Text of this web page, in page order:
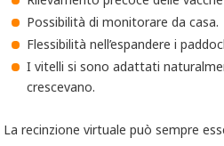
Possibilità di monitorare da casa.
Flessibilità nell’espandere i
I vitelli si sono adattati
crescevano.
La recinzione virtuale può sempre